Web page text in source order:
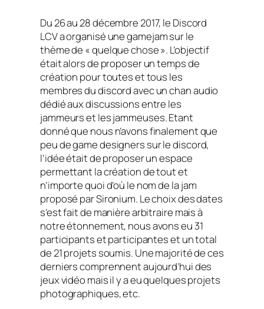
Du 26 au 28 décembre 2017, le Discord
LCV a organisé unegamejamsur le
thème de « quelque chose ». L’objectif
était alors de proposer un temps de
création pour toutes et tous les
membres du discord avec unchanaudio
dédié aux discussions entre les
jammeurset lesjammeuses. Etant
donné que nous n’avons finalement que
peu degame designers sur le discord,
l’idée était de proposer un espace
permettant la création de tout et
n’importe quoi d’où le nom de lajam
proposé par Sironium. Le choix des dates
s’est fait de manière arbitraire mais à
notre étonnement, nous avons eu 31
participants et participantes et un total
de 21 projets soumis. Une majorité de ces
derniers comprennent aujourd’hui des
jeux vidéo mais il y a eu quelques projets
photographiques, etc.